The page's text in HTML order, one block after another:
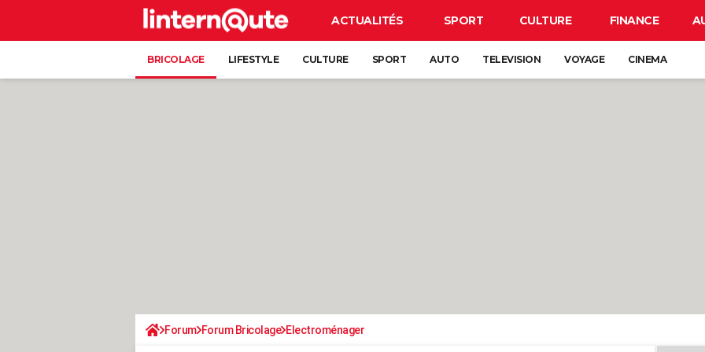
ACTUALITÉS SPORT CULTURE FINANCE
BRICOLAGE LIFESTYLE CULTURE SPORT AUTO TELEVISION VOYAGE CINEMA
Forum Forum Bricolage Electroménager